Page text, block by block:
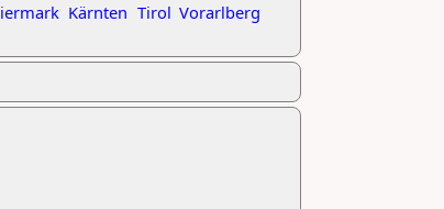
Kärnten Tirol Vorarlberg